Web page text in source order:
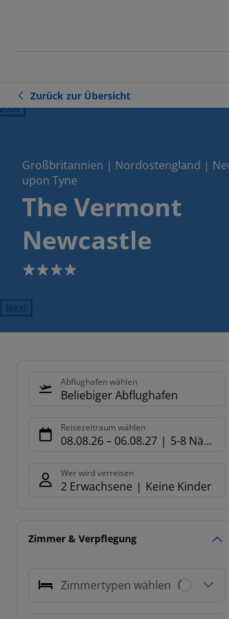
Zurück zur Übersicht
Großbritannien | Nordostengland |
upon Tyne
The Vermont
Newcastle
4
Next
Abflughafen wählen
Beliebiger Abflughafen
Reisezeitraum wählen
08.08.26– 06.08.27 5-8 Nächte
Wer wird verreisen
2 Erwachsene Keine Kinder
Zimmer & Verpflegung
Zimmertypen wählen